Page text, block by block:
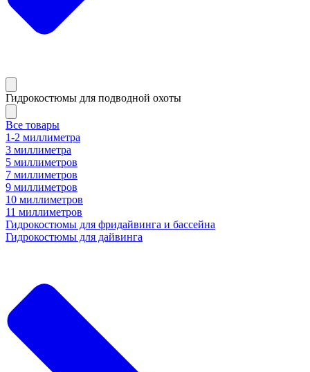
Гидрокостюмы для подводной охоты
Все товары
1-2 миллиметра
3 миллиметра
5 миллиметров
7 миллиметров
9 миллиметров
10 миллиметров
11 миллиметров
Гидрокостюмы для фридайвинга и бассейна
Гидрокостюмы для дайвинга